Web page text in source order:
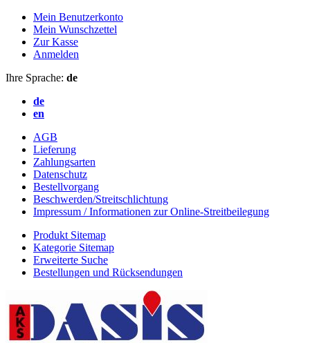
Mein Benutzerkonto
Mein Wunschzettel
Zur Kasse
Anmelden
Ihre Sprache: de
de
en
AGB
Lieferung
Zahlungsarten
Datenschutz
Bestellvorgang
Beschwerden/Streitschlichtung
Impressum / Informationen zur Online-Streitbeilegung
Produkt Sitemap
Kategorie Sitemap
Erweiterte Suche
Bestellungen und Rücksendungen